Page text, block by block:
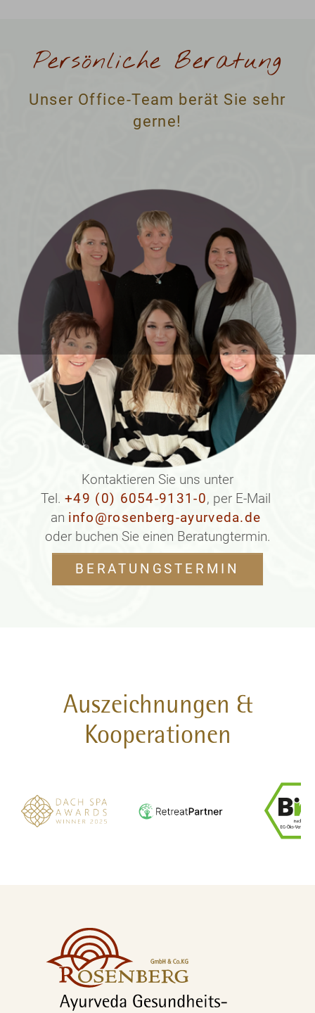
Persönliche Beratung
Unser Office-Team berät Sie sehr
gerne!
Kontaktieren Sie uns unter
Tel.+49 (0) 6054-9131-0, per E-Mail
an info@rosenberg-ayurveda.de
oder buchen Sie einen Beratungtermin.
BERATUNGSTERMIN
Auszeichnungen &
Kooperationen